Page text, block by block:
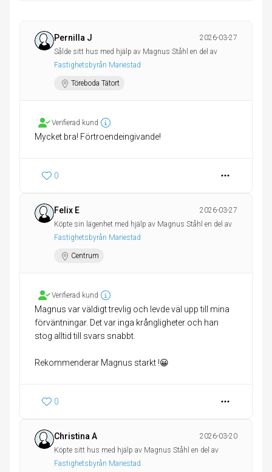
Pernilla J
2026-03-27
Sålde sitt hus med hjälp av Magnus Ståhl en del av
Fastighetsbyrån Mariestad
Töreboda Tätort
Verifierad kund
Mycket bra! Förtroendeingivande!
0
Felix E
2026-03-27
Köpte sin lägenhet med hjälp av Magnus Ståhl en del av
Fastighetsbyrån Mariestad
Centrum
Verifierad kund
Magnus var väldigt trevlig och levde väl upp till mina
förväntningar. Det var inga krångligheter och han
stog alltid till svars snabbt.
Rekommenderar Magnus starkt !😀
0
Christina A
2026-03-20
Köpte sitt hus med hjälp av Magnus Ståhl en del av
Fastighetsbyrån Mariestad